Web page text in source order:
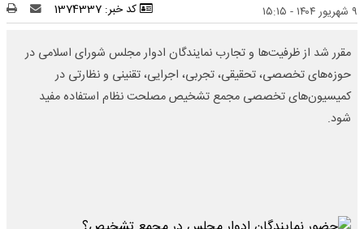
۹ شهریور ۱۴۰۴ - ۱۵:۱۵ کد خبر: 1374337
مقرر شد از ظرفیت‌ها و تجارب نمایندگان ادوار مجلس شورای اسلامی در
حوزه‌های تخصصی، تحقیقی، تجربی، اجرایی، تقنینی و نظارتی در
کمیسیون‌های تخصصی‌ مجمع تشخیص مصلحت نظام استفاده مفید
شود.